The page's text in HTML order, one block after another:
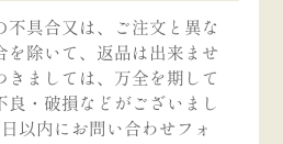
不具合又は、ご注文と異な
を除いて、返品は出来ませ
きましては、万全を期して
良・破損などがございまし
以内にお問い合わせフォ